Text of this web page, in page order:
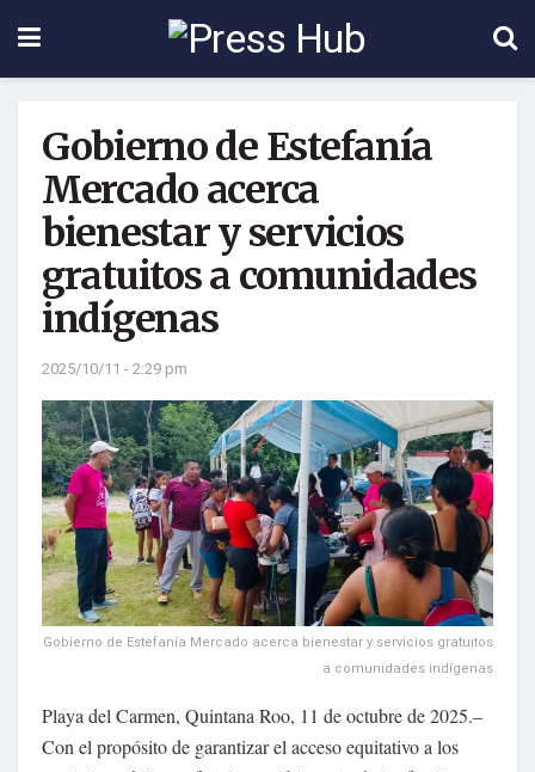
Gobierno de Estefanía
Mercado acerca
bienestar y servicios
gratuitos a comunidades
indígenas
2025/10/11 - 2:29 pm
Gobierno de Estefanía Mercado acerca bienestar y servicios gratuitos
a comunidades indígenas
Playa del Carmen, Quintana Roo, 11 de octubre de 2025.–
Con el propósito de garantizar el acceso equitativo a los